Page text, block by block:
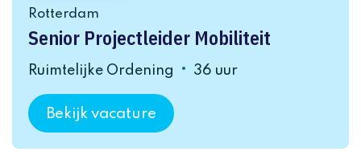
Rotterdam
Senior Projectleider Mobiliteit
Ruimtelijke Ordening 36 uur
Bekijk vacature